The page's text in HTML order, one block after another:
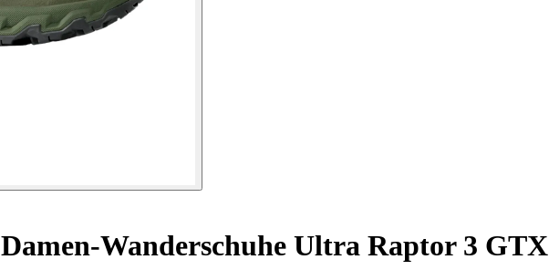
Damen-Wanderschuhe Ultra Raptor 3 GTX